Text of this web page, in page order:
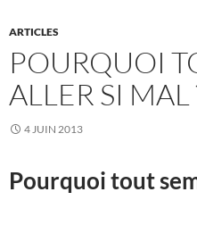
ARTICLES
POURQUOI
ALLER SI MAL
4 JUIN 2013
Pourquoi tout